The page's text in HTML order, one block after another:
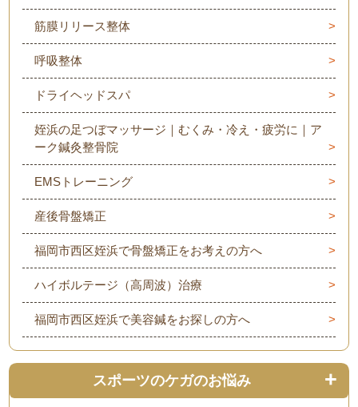
筋膜リリース整体
呼吸整体
ドライヘッドスパ
姪浜の足つぼマッサージ｜むくみ・冷え・疲労に｜ア
ーク鍼灸整骨院
EMSトレーニング
産後骨盤矯正
福岡市西区姪浜で骨盤矯正をお考えの方へ
ハイボルテージ（高周波）治療
福岡市西区姪浜で美容鍼をお探しの方へ
スポーツのケガのお悩み